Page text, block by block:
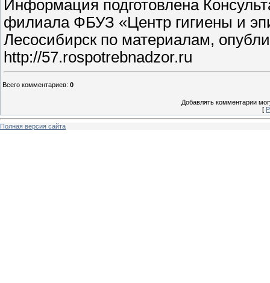
Информация подготовлена
филиала ФБУЗ «Центр гигиены и
Лесосибирск по материалам,
http://57.rospotrebnadzor.ru
Всего комментариев: 0
Добавлять комментарии
[
Полная версия сайта